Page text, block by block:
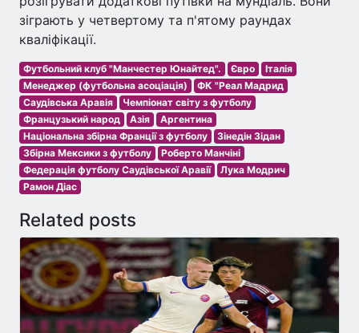
зіграють у четвертому та п'ятому раундах
кваліфікації.
Футбольний клуб "Манчестер Юнайтед". Євро
Італія
Менеджер (футбольна асоціація)
ФК "Реал Мадрид
Саудівська Аравія
Чемпіонат світу з футболу
Французький народ
Азія
Аргентина
Національна збірна Франції з футболу
Зінедін Зідан
Збірна Мексики з футболу
Роберто Манчіні
Федерація футболу Саудівської Аравії
Лука Модрич
Рамон Діас
Related posts